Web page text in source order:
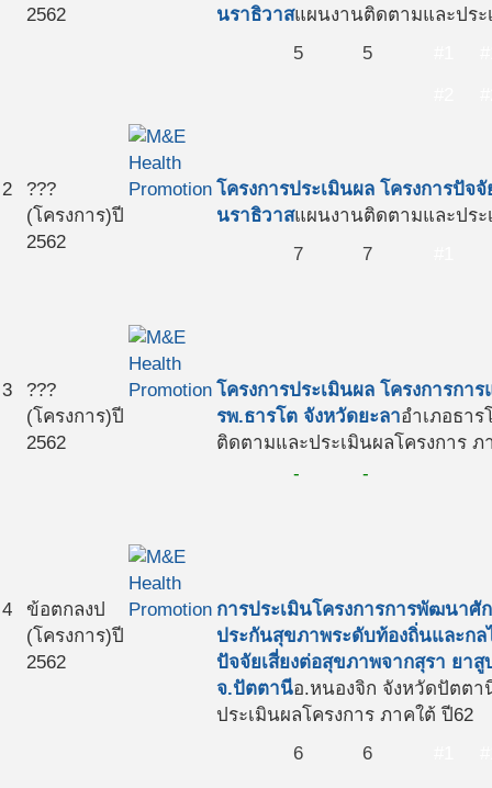
2562
นราธิวาสแผนงานติดตามและประ
5
5
2
???
(โครงการ)ปี
2562
โครงการประเมินผล โครงการปัจจั
นราธิวาสแผนงานติดตามและประ
7
7
3
???
(โครงการ)ปี
2562
โครงการประเมินผล โครงการก
รพ.ธารโต จังหวัดยะลาอำเภอธา
ติดตามและประเมินผลโครงการ ภ
-
-
4
ข้อตกลงป
(โครงการ)ปี
2562
การประเมินโครงการการพัฒนาศั
ประกันสุขภาพระดับท้องถิ่นและก
ปัจจัยเสี่ยงต่อสุขภาพจากสุรา ยา
จ.ปัตตานีอ.หนองจิก จังหวัดปัตตา
ประเมินผลโครงการ ภาคใต้ ปี62
6
6